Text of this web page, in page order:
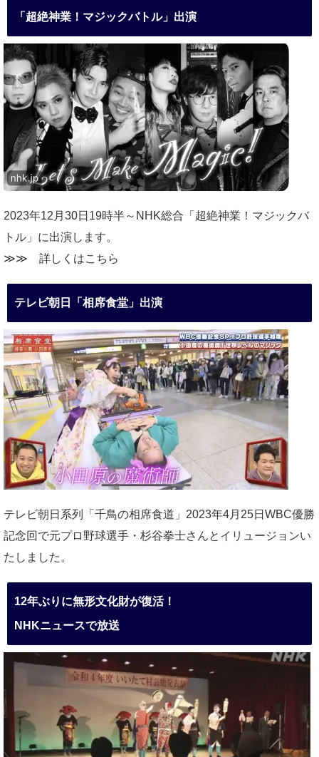
「超絶神業！マジックバトル」出演
2023年12月30日19時半～NHK総合「超絶神業！マジックバ
トル」に出演します。
≫≫ 詳しくはこちら
テレビ朝日「相席食堂」出演
テレビ朝日系列「千鳥の相席食道」2023年4月25日WBC優勝
記念回で元プロ野球選手・杉谷拳士さんとイリュージョンい
たしました。
12年ぶりに無形文化財が復活！
NHKニュースで放送